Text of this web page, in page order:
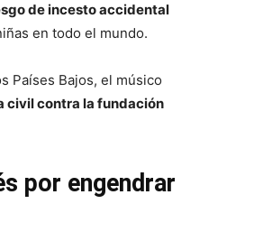
de incesto accidental
en todo el mundo.
Países Bajos, el músico
civil contra la fundación
por engendrar